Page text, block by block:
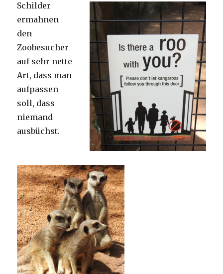
Schilder
ermahnen
den
Zoobesucher
auf sehr nette
Art, dass man
aufpassen
soll, dass
niemand
ausbüchst.